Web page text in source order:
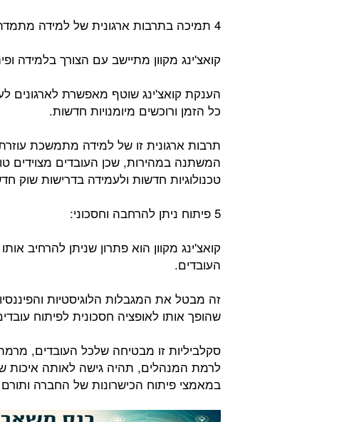
4 תמיכה בתרבות ארגונית של למידה מתמדת:
קואצ'ינג מקוון מתיישב עם הצורך בלמידה
הענקת קואצ'ינג שוטף מאפשרת לארגונים
כל הזמן ורוכשים מיומנויות חדשות.
תרבות ארגונית זו של למידה מתמשכת
המשתנה במהירות, שכן העובדים מצוידים
טכנולוגיות חדשות ולעמידה בדרישות שוק
5 פיתוח ניתן להרחבה וחסכוני:
קואצ'ינג מקוון הוא פתרון שניתן להרחיב
העובדים.
זה מבטל את המגבלות הלוגיסטיות
שהופך אותו לאופציה חסכונית לפיתוח
סקלביליות זו מבטיחה שלכל העובדים,
לרמת המנהלים, תהיה גישה לאותה איכות
במאמצי פיתוח הכישרונות של החברה